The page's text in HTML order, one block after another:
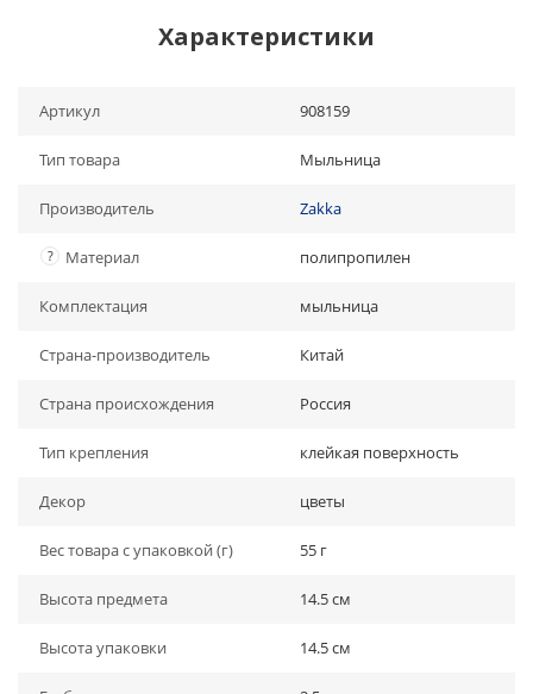
Характеристики
Артикул 908159
Тип товара Мыльница
Производитель Zakka
? Материал полипропилен
Комплектация мыльница
Страна-производитель Китай
Страна происхождения Россия
Тип крепления клейкая поверхность
Декор цветы
Вес товара с упаковкой (г) 55 г
Высота предмета 14.5 см
Высота упаковки 14.5 см